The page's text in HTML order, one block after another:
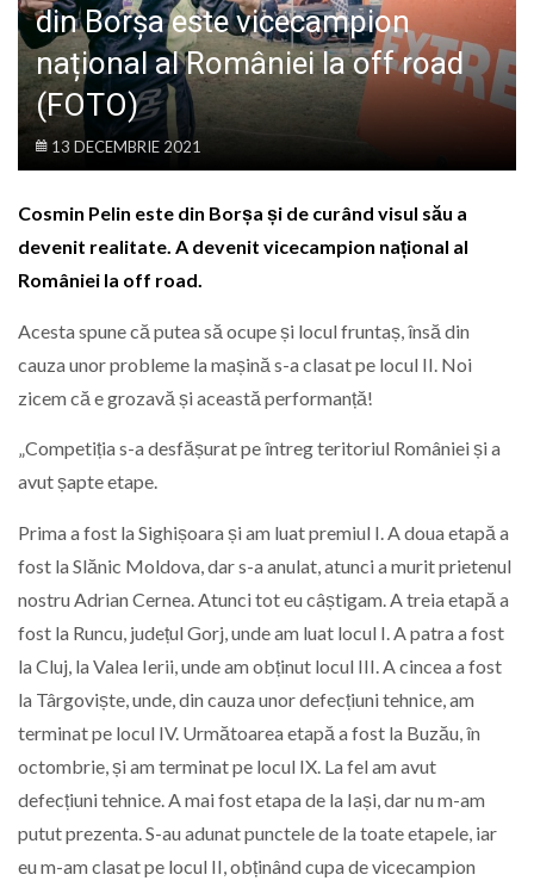
din Borșa este vicecampion
național al României la off road
(FOTO)
13 DECEMBRIE 2021
Cosmin Pelin este din Borșa și de curând visul său a
devenit realitate. A devenit vicecampion național al
României la off road.
Acesta spune că putea să ocupe și locul fruntaș, însă din
cauza unor probleme la mașină s-a clasat pe locul II. Noi
zicem că e grozavă și această performanță!
„Competiția s-a desfășurat pe întreg teritoriul României și a
avut șapte etape.
Prima a fost la Sighișoara și am luat premiul I. A doua etapă a
fost la Slănic Moldova, dar s-a anulat, atunci a murit prietenul
nostru Adrian Cernea. Atunci tot eu câștigam. A treia etapă a
fost la Runcu, județul Gorj, unde am luat locul I. A patra a fost
la Cluj, la Valea Ierii, unde am obținut locul III. A cincea a fost
la Târgoviște, unde, din cauza unor defecțiuni tehnice, am
terminat pe locul IV. Următoarea etapă a fost la Buzău, în
octombrie, și am terminat pe locul IX. La fel am avut
defecțiuni tehnice. A mai fost etapa de la Iași, dar nu m-am
putut prezenta. S-au adunat punctele de la toate etapele, iar
eu m-am clasat pe locul II, obținând cupa de vicecampion